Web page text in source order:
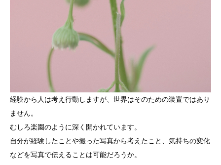
経験から人は考え行動しますが、世界はそのための装置ではあり
ません。
むしろ楽園のように深く開かれています。
自分が経験したことや撮った写真から考えたこと、気持ちの変化
などを写真で伝えることは可能だろうか。